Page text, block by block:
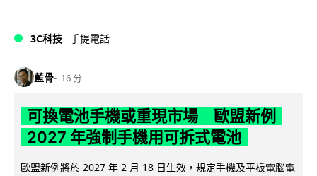
3C科技 手提電話
藍骨 16 分
可換電池手機或重現市場 歐盟新例
2027 年強制手機用可拆式電池
歐盟新例將於 2027 年 2 月 18 日生效，規定手機及平板電腦電